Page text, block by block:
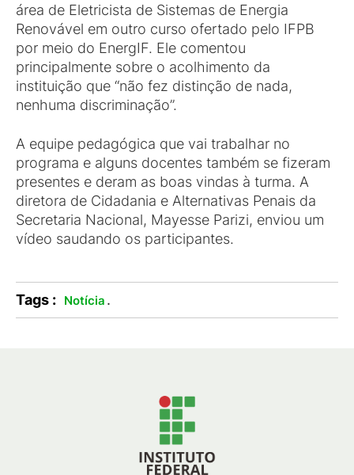
área de Eletricista de Sistemas de Energia
Renovável em outro curso ofertado pelo IFPB
por meio do EnergIF. Ele comentou
principalmente sobre o acolhimento da
instituição que “não fez distinção de nada,
nenhuma discriminação”.
A equipe pedagógica que vai trabalhar no
programa e alguns docentes também se fizeram
presentes e deram as boas vindas à turma. A
diretora de Cidadania e Alternativas Penais da
Secretaria Nacional, Mayesse Parizi, enviou um
vídeo saudando os participantes.
Tags : Notícia .